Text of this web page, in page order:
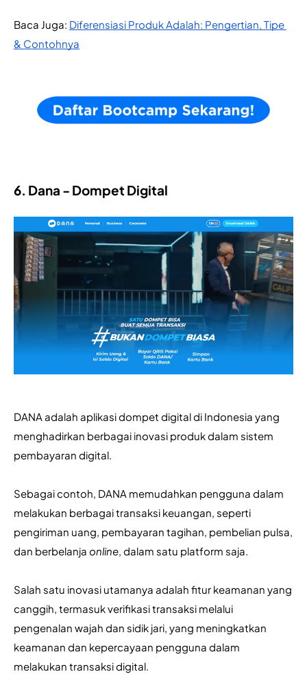
Baca Juga: Diferensiasi Produk Adalah: Pengertian, Tipe
& Contohnya
6. Dana - Dompet Digital
DANA adalah aplikasi dompet digital di Indonesia yang
menghadirkan berbagai inovasi produk dalam sistem
pembayaran digital.
Sebagai contoh, DANA memudahkan pengguna dalam
melakukan berbagai transaksi keuangan, seperti
pengiriman uang, pembayaran tagihan, pembelian pulsa,
dan berbelanja online, dalam satu platform saja.
Salah satu inovasi utamanya adalah fitur keamanan yang
canggih, termasuk verifikasi transaksi melalui
pengenalan wajah dan sidik jari, yang meningkatkan
keamanan dan kepercayaan pengguna dalam
melakukan transaksi digital.